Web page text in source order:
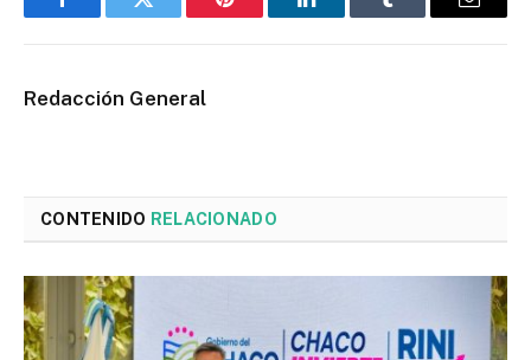
FacebookTwitter Pinterest LinkedInTumblr Email
Redacción General
CONTENIDO RELACIONADO